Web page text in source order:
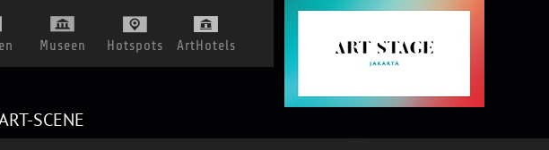
Museen Hotspots ArtHotels
SCENE